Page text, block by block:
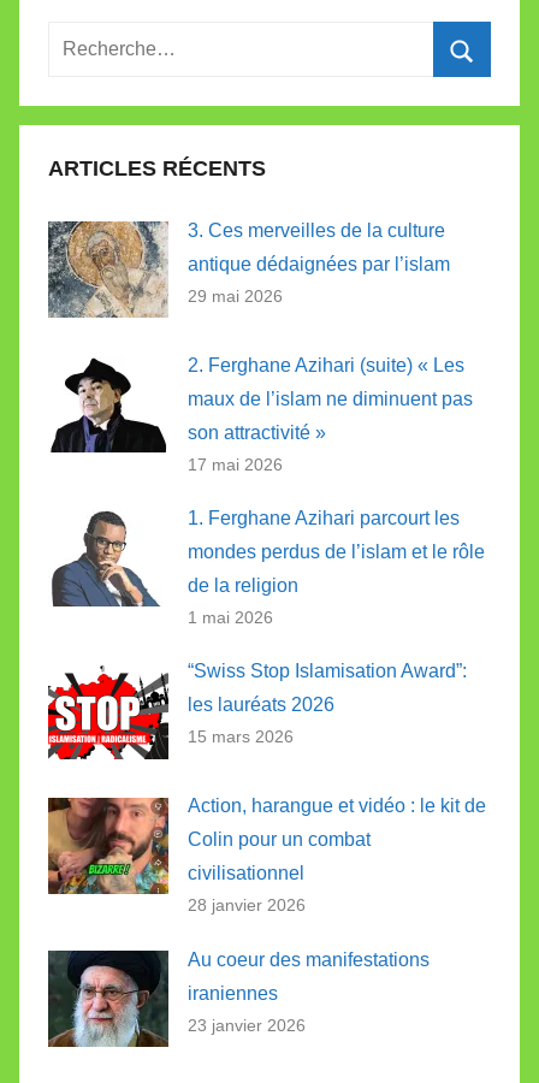
Recherche
:
ARTICLES RÉCENTS
3. Ces merveilles de la culture
antique dédaignées par l’islam
29 mai 2026
2. Ferghane Azihari (suite) « Les
maux de l’islam ne diminuent pas
son attractivité »
17 mai 2026
1. Ferghane Azihari parcourt les
mondes perdus de l’islam et le rôle
de la religion
1 mai 2026
“Swiss Stop Islamisation Award”:
les lauréats 2026
15 mars 2026
Action, harangue et vidéo : le kit de
Colin pour un combat
civilisationnel
28 janvier 2026
Au coeur des manifestations
iraniennes
23 janvier 2026